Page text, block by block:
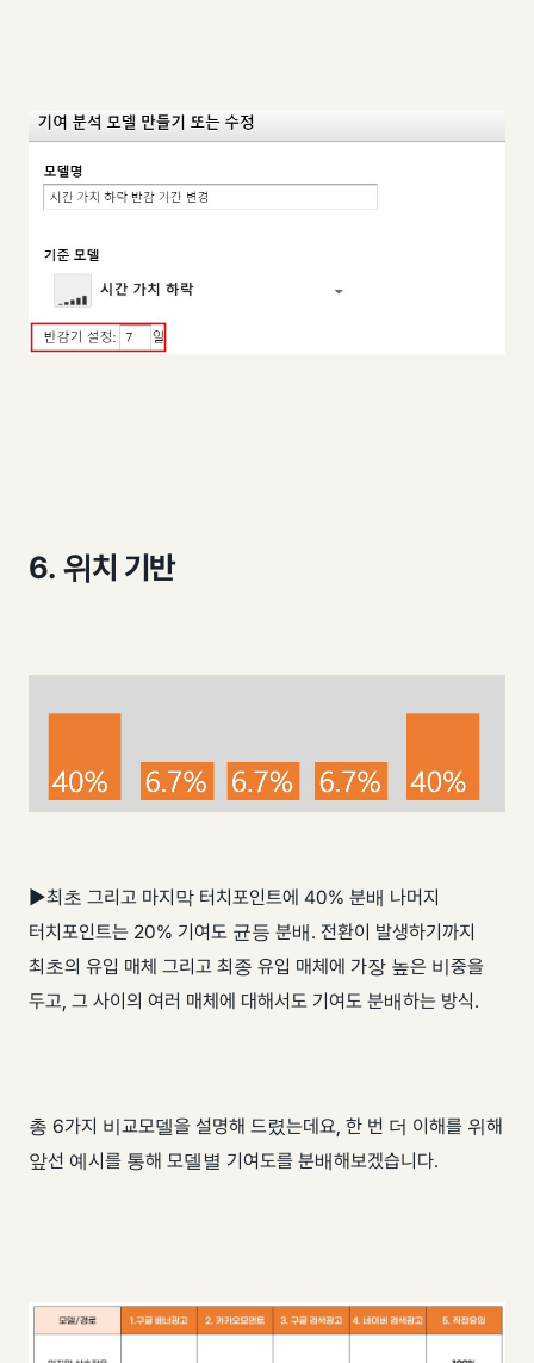
6. 위치 기반
▶최초 그리고 마지막 터치포인트에 40% 분배 나머지
터치포인트는 20% 기여도 균등 분배. 전환이 발생하기까지
최초의 유입 매체 그리고 최종 유입 매체에 가장 높은 비중을
두고, 그 사이의 여러 매체에 대해서도 기여도 분배하는 방식.
총 6가지 비교모델을 설명해 드렸는데요, 한 번 더 이해를 위해
앞선 예시를 통해 모델별 기여도를 분배해보겠습니다.